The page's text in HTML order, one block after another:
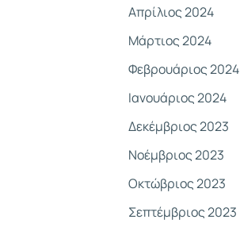
Απρίλιος 2024
Μάρτιος 2024
Φεβρουάριος 2024
Ιανουάριος 2024
Δεκέμβριος 2023
Νοέμβριος 2023
Οκτώβριος 2023
Σεπτέμβριος 2023